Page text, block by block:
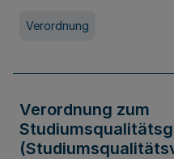
Verordnung
Verordnung zum